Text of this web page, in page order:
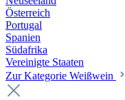
Österreich
Portugal
Spanien
Südafrika
Vereinigte Staaten
Zur Kategorie Weißwein